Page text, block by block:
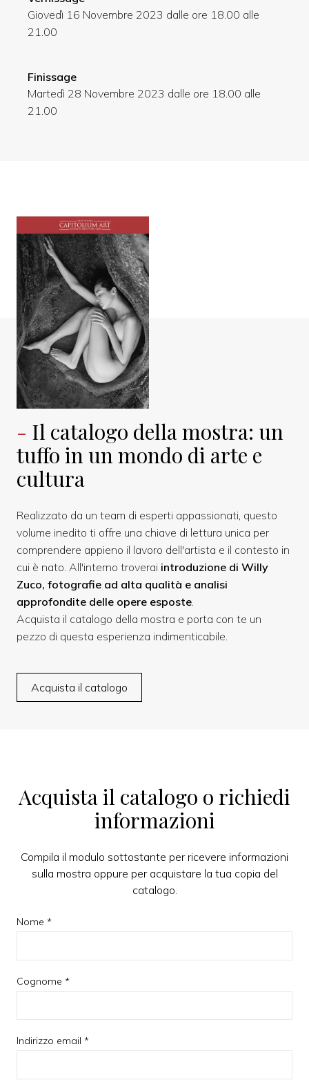
Giovedì 16 Novembre 2023 dalle ore 18.00 alle
21.00
Finissage
Martedì 28 Novembre 2023 dalle ore 18.00 alle
21.00
Il catalogo della mostra: un
tuffo in un mondo di arte e
cultura
Realizzato da un team di esperti appassionati, questo
volume inedito ti offre una chiave di lettura unica per
comprendere appieno il lavoro dell'artista e il contesto in
cui è nato. All'interno troverai introduzione di Willy
Zuco, fotografie ad alta qualità e analisi
approfondite delle opere esposte
Acquista il catalogo della mostra e porta con te un
pezzo di questa esperienza indimenticabile.
Acquista il catalogo
Acquista il catalogo o richiedi
informazioni
Compila il modulo sottostante per ricevere informazioni
sulla mostra oppure per acquistare la tua copia del
catalogo.
Nome *
Cognome *
Indirizzo email *